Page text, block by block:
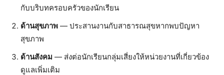
กับบริบทครอบครัวของนักเรียน
ด้านสุขภาพ — ประสานงานกับสาธารณสุขหากพบปัญหา
สุขภาพ
ด้านสังคม — ส่งต่อนักเรียนกลุ่มเสี่ยงให้หน่วยงานที่เกี่ยวข้อง
ดูแลเพิ่มเติม